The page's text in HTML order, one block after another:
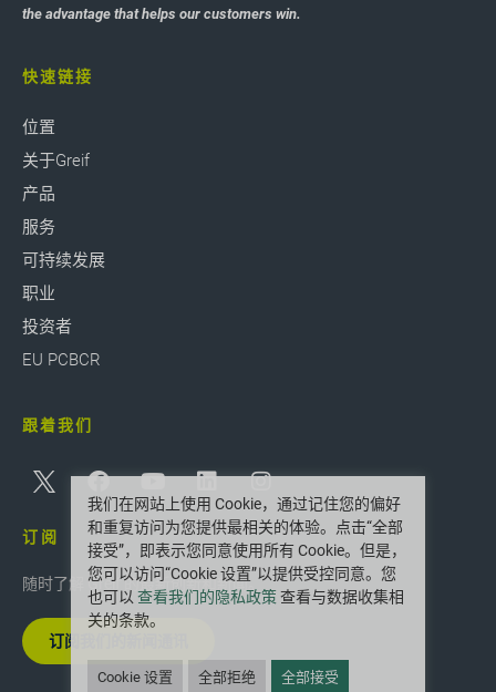
the advantage that helps our customers win.
快速链接
位置
关于Greif
产品
服务
可持续发展
职业
投资者
EU PCBCR
跟着我们
订阅
随时了解 Greif 的最新创新和新闻。
订阅我们的新闻通讯
我们在网站上使用 Cookie，通过记住您的偏好
和重复访问为您提供最相关的体验。点击“全部
接受”，即表示您同意使用所有 Cookie。但是，
您可以访问“Cookie 设置”以提供受控同意。您
也可以 查看我们的隐私政策查看与数据收集相
关的条款。
Cookie 设置 全部拒绝 全部接受